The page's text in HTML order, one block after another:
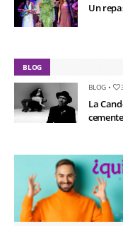
Un
BLOG
BLOG •
La